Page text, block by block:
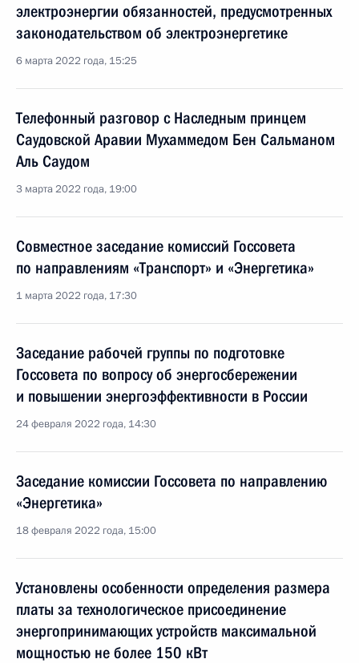
электроэнергии обязанностей, предусмотренных
законодательством об электроэнергетике
6 марта 2022 года, 15:25
Телефонный разговор с Наследным принцем
Саудовской Аравии Мухаммедом Бен Сальманом
Аль Саудом
3 марта 2022 года, 19:00
Совместное заседание комиссий Госсовета
по направлениям «Транспорт» и «Энергетика»
1 марта 2022 года, 17:30
Заседание рабочей группы по подготовке
Госсовета по вопросу об энергосбережении
и повышении энергоэффективности в России
24 февраля 2022 года, 14:30
Заседание комиссии Госсовета по направлению
«Энергетика»
18 февраля 2022 года, 15:00
Установлены особенности определения размера
платы за технологическое присоединение
энергопринимающих устройств максимальной
мощностью не более 150 кВт